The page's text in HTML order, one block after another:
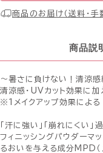
商品のお届け（送料・手
商品説
〜暑さに負けない！清涼感
清涼感・UVカット効果に
※1メイクアップ効果による
「汗に強い」「崩れにくい
フィニッシングパウダーマ
るおいを与える成分MPD（